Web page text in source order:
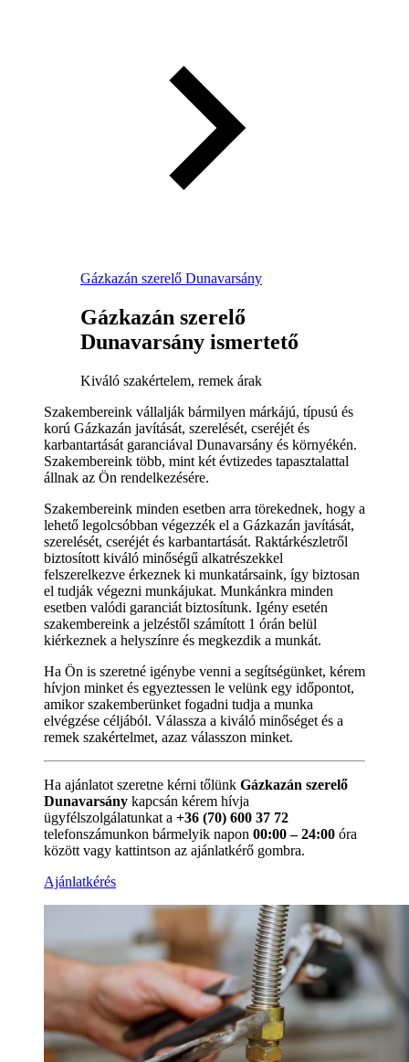
Gázkazán szerelő Dunavarsány
Gázkazán szerelő
Dunavarsány ismertető
Kiváló szakértelem, remek árak
Szakembereink vállalják bármilyen márkájú, típusú és
korú Gázkazán javítását, szerelését, cseréjét és
karbantartását garanciával Dunavarsány és környékén.
Szakembereink több, mint két évtizedes tapasztalattal
állnak az Ön rendelkezésére.
Szakembereink minden esetben arra törekednek, hogy a
lehető legolcsóbban végezzék el a Gázkazán javítását,
szerelését, cseréjét és karbantartását. Raktárkészletről
biztosított kiváló minőségű alkatrészekkel
felszerelkezve érkeznek ki munkatársaink, így biztosan
el tudják végezni munkájukat. Munkánkra minden
esetben valódi garanciát biztosítunk. Igény esetén
szakembereink a jelzéstől számított 1 órán belül
kiérkeznek a helyszínre és megkezdik a munkát.
Ha Ön is szeretné igénybe venni a segítségünket, kérem
hívjon minket és egyeztessen le velünk egy időpontot,
amikor szakemberünket fogadni tudja a munka
elvégzése céljából. Válassza a kiváló minőséget és a
remek szakértelmet, azaz válasszon minket.
Ha ajánlatot szeretne kérni tőlünk Gázkazán szerelő
Dunavarsány kapcsán kérem hívja
ügyfélszolgálatunkat a +36 (70) 600 37 72
telefonszámunkon bármelyik napon 00:00 – 24:00 óra
között vagy kattintson az ajánlatkérő gombra.
Ajánlatkérés